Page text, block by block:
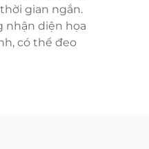
gian ngắn.
nhận diện họa
có thể đeo